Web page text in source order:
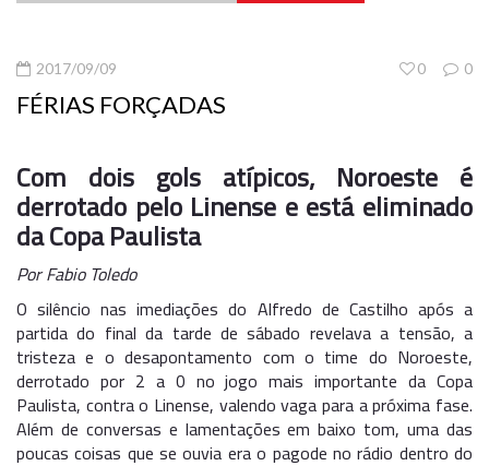
2017/09/09 0
0
FÉRIAS FORÇADAS
Com dois gols atípicos, Noroeste é
derrotado pelo Linense e está eliminado
da Copa Paulista
Por Fabio Toledo
O silêncio nas imediações do Alfredo de Castilho após a
partida do final da tarde de sábado revelava a tensão, a
tristeza e o desapontamento com o time do Noroeste,
derrotado por 2 a 0 no jogo mais importante da Copa
Paulista, contra o Linense, valendo vaga para a próxima fase.
Além de conversas e lamentações em baixo tom, uma das
poucas coisas que se ouvia era o pagode no rádio dentro do